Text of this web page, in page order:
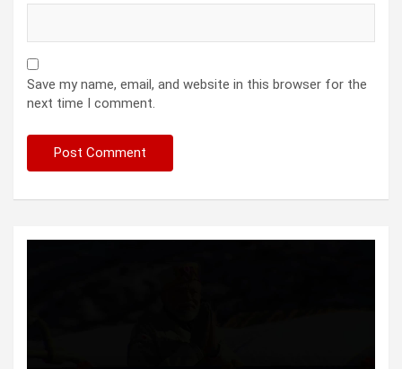
Save my name, email, and website in this browser for the
next time I comment.